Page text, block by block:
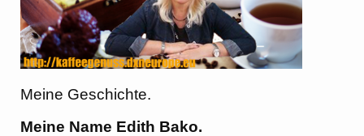
Meine Geschichte.
Meine Name Edith Bako.